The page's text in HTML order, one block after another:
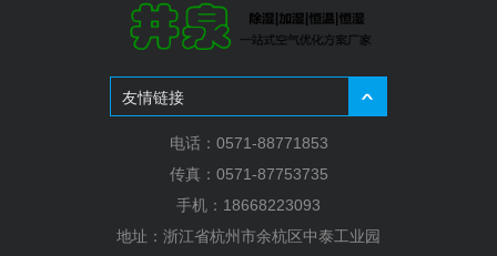
友情链接
电话：0571-88771853
传真：0571-87753735
手机：18668223093
地址：浙江省杭州市余杭区中泰工业园